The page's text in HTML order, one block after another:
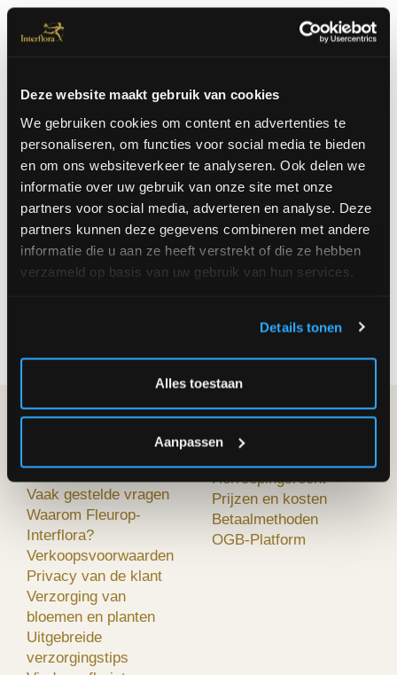
Deze website maakt gebruik van cookies
We gebruiken cookies om content en advertenties te
personaliseren, om functies voor social media te bieden
en om ons websiteverkeer te analyseren. Ook delen we
informatie over uw gebruik van onze site met onze
partners voor social media, adverteren en analyse. Deze
partners kunnen deze gegevens combineren met andere
informatie die u aan ze heeft verstrekt of die ze hebben
verzameld op basis van uw gebruik van hun services.
Details tonen
Alles toestaan
Aanpassen
Bloemen bestellen voor Australië is heel eenvoudig
bij Interflora. U bestelt zo de mooiste bloemen die
laten leveren voor werkelijk elke gelegenheid. Voor
een verjaardag, een huwelijk, een zieke, zomaar, ...
Bestel hier
Besteld voor 14u, vandaag nog door onze bloemisten
Over ons
Vaak gestelde vragen
Waarom Fleurop-
Interflora?
Verkoopsvoorwaarden
Privacy van de klant
Verzorging van
bloemen en planten
Uitgebreide
verzorgingstips
Herroepingsrecht
Prijzen en kosten
Betaalmethoden
OGB-Platform